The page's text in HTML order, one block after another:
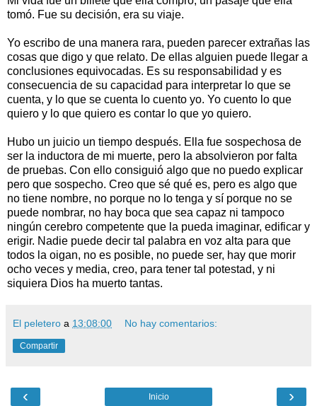
tomó. Fue su decisión, era su viaje.
Yo escribo de una manera rara, pueden parecer extrañas las
cosas que digo y que relato. De ellas alguien puede llegar a
conclusiones equivocadas. Es su responsabilidad y es
consecuencia de su capacidad para interpretar lo que se
cuenta, y lo que se cuenta lo cuento yo. Yo cuento lo que
quiero y lo que quiero es contar lo que yo quiero.
Hubo un juicio un tiempo después. Ella fue sospechosa de
ser la inductora de mi muerte, pero la absolvieron por falta
de pruebas. Con ello consiguió algo que no puedo explicar
pero que sospecho. Creo que sé qué es, pero es algo que
no tiene nombre, no porque no lo tenga y sí porque no se
puede nombrar, no hay boca que sea capaz ni tampoco
ningún cerebro competente que la pueda imaginar, edificar y
erigir. Nadie puede decir tal palabra en voz alta para que
todos la oigan, no es posible, no puede ser, hay que morir
ocho veces y media, creo, para tener tal potestad, y ni
siquiera Dios ha muerto tantas.
El peletero a 13:08:00 No hay comentarios:
Compartir
‹ ›
Inicio